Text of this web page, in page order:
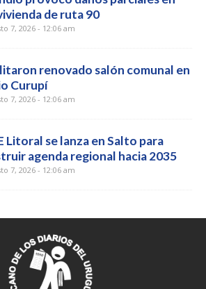
de ruta 90
7, 2026 - 12:06 am
renovado salón comunal en
Curupí
7, 2026 - 12:06 am
Litoral se lanza en Salto para
agenda regional hacia 2035
7, 2026 - 12:06 am